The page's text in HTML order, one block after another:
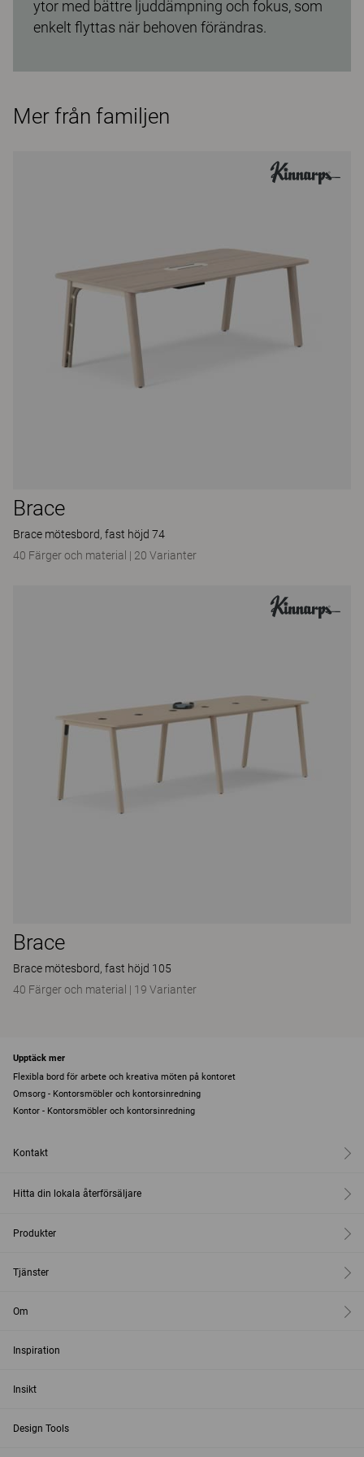
ytor med bättre ljuddämpning och fokus, som
enkelt flyttas när behoven förändras.
Mer från familjen
Brace
Brace mötesbord, fast höjd 74
40 Färger och material | 20 Varianter
Brace
Brace mötesbord, fast höjd 105
40 Färger och material | 19 Varianter
Upptäck mer
Flexibla bord för arbete och kreativa möten på kontoret
Omsorg - Kontorsmöbler och kontorsinredning
Kontor - Kontorsmöbler och kontorsinredning
Kontakt
Hitta din lokala återförsäljare
Produkter
Tjänster
Om
Inspiration
Insikt
Design Tools